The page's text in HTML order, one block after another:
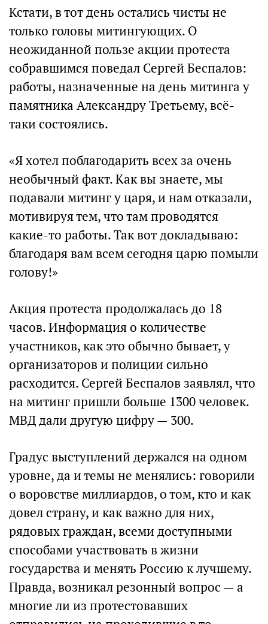
Кстати, в тот день остались чисты не
только головы митингующих. О
неожиданной пользе акции протеста
собравшимся поведал Сергей Беспалов:
работы, назначенные на день митинга у
памятника Александру Третьему, всё-
таки состоялись.
«Я хотел поблагодарить всех за очень
необычный факт. Как вы знаете, мы
подавали митинг у царя, и нам отказали,
мотивируя тем, что там проводятся
какие-то работы. Так вот докладываю:
благодаря вам всем сегодня царю помыли
голову!»
Акция протеста продолжалась до 18
часов. Информация о количестве
участников, как это обычно бывает, у
организаторов и полиции сильно
расходится. Сергей Беспалов заявлял, что
на митинг пришли больше 1300 человек.
МВД дали другую цифру — 300.
Градус выступлений держался на одном
уровне, да и темы не менялись: говорили
о воровстве миллиардов, о том, кто и как
довел страну, и как важно для них,
рядовых граждан, всеми доступными
способами участвовать в жизни
государства и менять Россию к лучшему.
Правда, возникал резонный вопрос — а
многие ли из протестовавших